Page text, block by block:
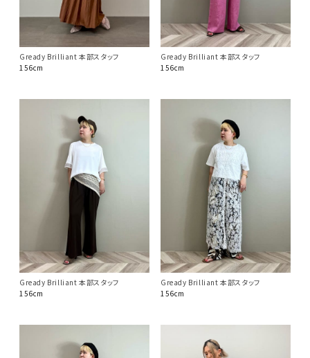
Gready Brilliant 本部スタッフ
156cm
Gready Brilliant 本部スタッフ
156cm
Gready Brilliant 本部スタッフ
156cm
Gready Brilliant 本部スタッフ
156cm